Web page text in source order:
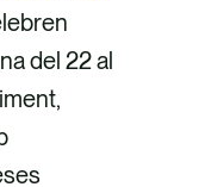
del 22 al